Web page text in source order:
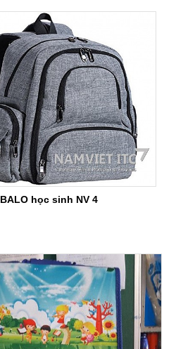
BALO học sinh NV 4